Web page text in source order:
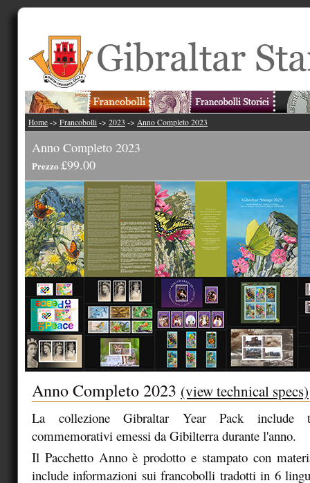
Home -> Francobolli -> 2023 -> Anno Completo 2023
Anno Completo 2023
Prezzo £99.00
Anno Completo 2023 (view technical specs)
La collezione Gibraltar Year Pack
commemorativi emessi da Gibilterra durante l'anno.
Il Pacchetto Anno è prodotto e stampato con
include informazioni sui francobolli tradotti in 6